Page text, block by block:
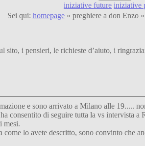
iniziative future iniziative
Sei qui: homepage» preghiere a don Enzo
sito, i pensieri, le richieste d’aiuto, i
e sono arrivato a Milano alle 19.....
consentito di seguire tutta la vs intervista
mesi.
lo avete descritto, sono convinto che